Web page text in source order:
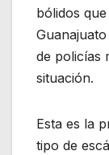
bólidos
de policías
situación.
Esta es la
tipo de